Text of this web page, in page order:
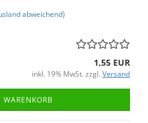
abweichend)
1,55 EUR
inkl. 19% MwSt. zzgl. Versand